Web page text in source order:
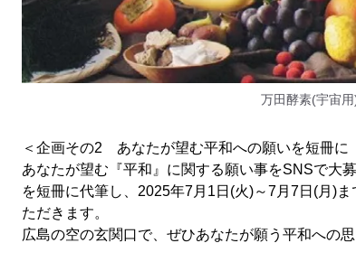
万田酵素(宇宙
＜企画その2 あなたが望む平和への願いを短冊
あなたが望む『平和』に関する願い事をSNSで大
を短冊に代筆し、2025年7月1日(火)～7月7日(月)
ただきます。
広島の空の玄関口で、ぜひあなたが願う平和への